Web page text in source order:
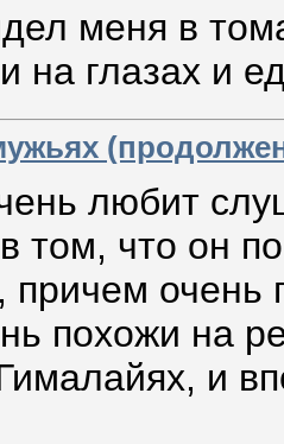
меня в
на глазах и
любит
том, что он
причем очень
похожи на
и